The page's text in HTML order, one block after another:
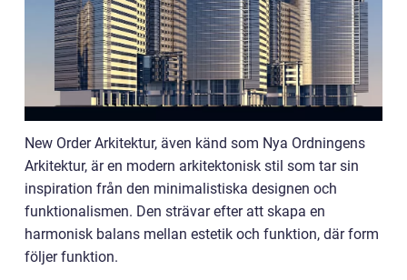
New Order Arkitektur, även känd som Nya Ordningens
Arkitektur, är en modern arkitektonisk stil som tar sin
inspiration från den minimalistiska designen och
funktionalismen. Den strävar efter att skapa en
harmonisk balans mellan estetik och funktion, där form
följer funktion.